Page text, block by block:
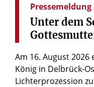
Pressemeldung
Unter dem
Am 16. August
König in Delbrück-
Lichterprozession